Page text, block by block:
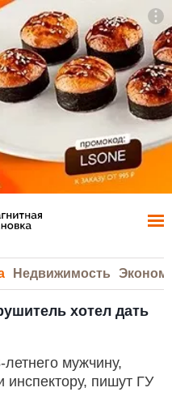
Недвижимость
хотел дать
мужчину,
инспектору, пишут ГУ